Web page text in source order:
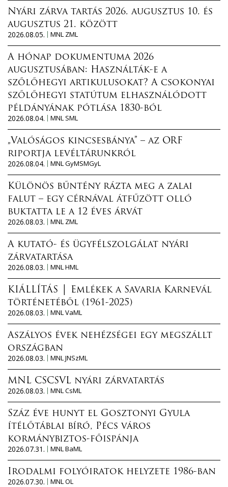
Nyári zárva tartás 2026. augusztus 10. és
augusztus 21. között
2026.08.05.
MNL ZML
A hónap dokumentuma 2026
augusztusában: Használták-e a
szőlőhegyi artikulusokat? A csokonyai
szőlőhegyi statútum elhasználódott
példányának pótlása 1830-ból
2026.08.04.
MNL SML
„Valóságos kincsesbánya” – az ORF
riportja levéltárunkról
2026.08.04.
MNL GyMSMGyL
Különös bűntény rázta meg a zalai
falut – egy cérnával átfűzött olló
buktatta le a 12 éves árvát
2026.08.03.
MNL ZML
A kutató- és ügyfélszolgálat nyári
zárvatartása
2026.08.03.
MNL HML
KIÁLLÍTÁS │ Emlékek a Savaria Karnevál
történetéből (1961-2025)
2026.08.03.
MNL VaML
Aszályos évek nehézségei egy megszállt
országban
2026.08.03.
MNL JNSzML
MNL CSCSVL nyári zárvatartás
2026.08.03.
MNL CsML
Száz éve hunyt el Gosztonyi Gyula
ítélőtáblai bíró, Pécs város
kormánybiztos-főispánja
2026.07.31.
MNL BaML
Irodalmi folyóiratok helyzete 1986-ban
2026.07.30.
MNL OL